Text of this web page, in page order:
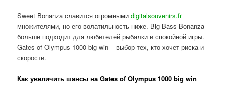
Sweet Bonanza славится огромнымиdigitalsouvenirs.fr
множителями, но его волатильность ниже. Big Bass Bonanza
больше подходит для любителей рыбалки и спокойной игры.
Gates of Olympus 1000 big win – выбор тех, кто хочет риска и
скорости.
Как увеличить шансы на Gates of Olympus 1000 big win